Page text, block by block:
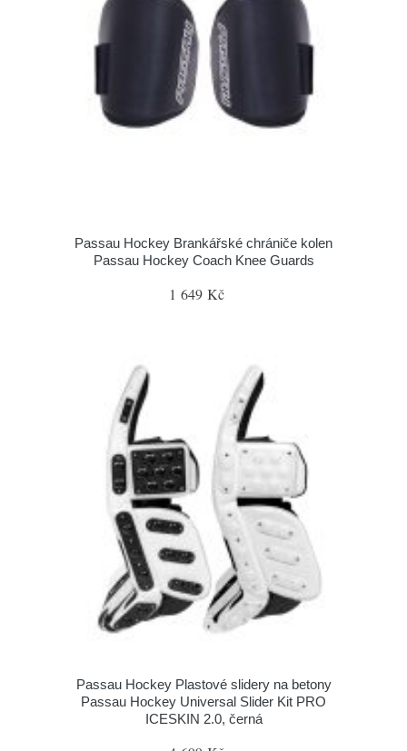
Passau Hockey Brankářské chrániče kolen
Passau Hockey Coach Knee Guards
1 649 Kč
Passau Hockey Plastové slidery na betony
Passau Hockey Universal Slider Kit PRO
ICESKIN 2.0, černá